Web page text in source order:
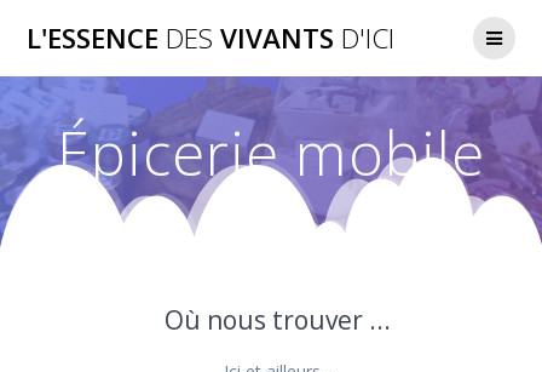
au
L'ESSENCE DES VIVANTS D'ICI
Épicerie mobile
Où nous trouver ...